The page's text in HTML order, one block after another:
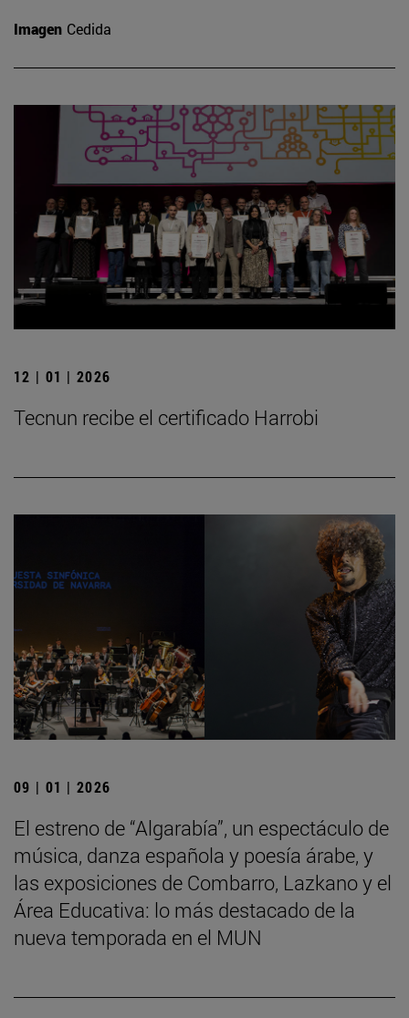
Imagen Cedida
12 | 01 | 2026
Tecnun recibe el certificado Harrobi
09 | 01 | 2026
El estreno de “Algarabía”, un espectáculo de
música, danza española y poesía árabe, y
las exposiciones de Combarro, Lazkano y el
Área Educativa: lo más destacado de la
nueva temporada en el MUN